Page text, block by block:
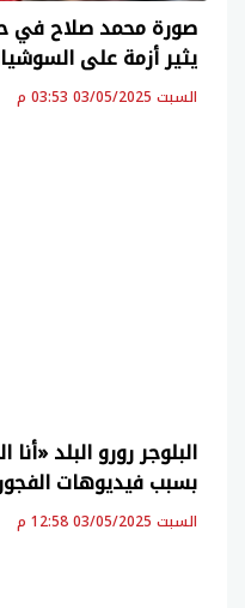
صورة محمد صلاح في
يثير أزمة على
السبت 03/05/2025 03:53 م
البلوجر رورو البلد
بسبب فيديوهات
السبت 03/05/2025 12:58 م